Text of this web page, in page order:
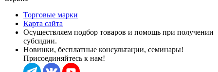
Торговые марки
Карта сайта
Осуществляем подбор товаров и помощь при получении
субсидии.
Новинки, бесплатные консультации, семинары!
Присоединяйтесь к нам!